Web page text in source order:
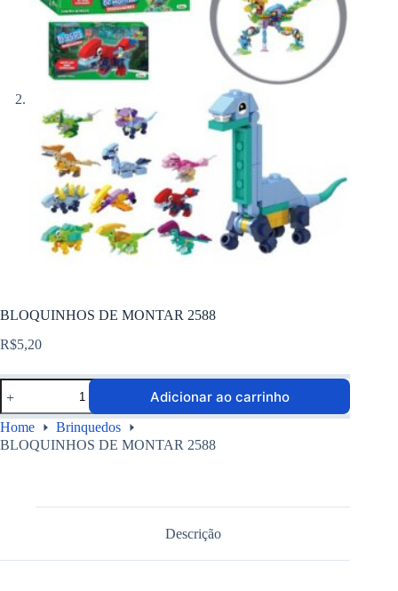
BLOQUINHOS DE MONTAR 2588
R$5,20
Adicionar ao carrinho
Home
Brinquedos
BLOQUINHOS DE MONTAR 2588
Descrição